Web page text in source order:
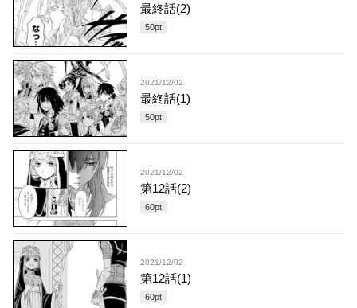
最終話(2)
50pt
2021/12/02
最終話(1)
50pt
2021/12/02
第12話(2)
60pt
2021/12/02
第12話(1)
60pt